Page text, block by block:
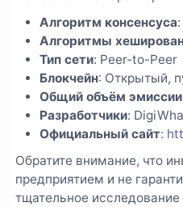
Алгоритм консенсуса
Алгоритмы
Тип сети: Peer-to-Peer
Блокчейн: Открытый,
Общий объём эмиссии
Разработчики:
Официальный сайт:
Обратите внимание, что
предприятием и не
тщательное